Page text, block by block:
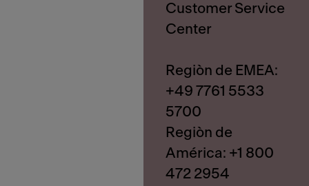
Customer Service
Center
Regiòn de EMEA:
+49 7761 5533
5700
Regiòn de
América: +1 800